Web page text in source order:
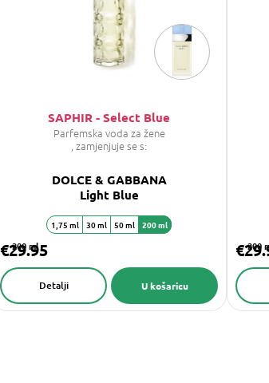
SAPHIR - Select Blue
Parfemska voda za žene
, zamjenjuje se s:
DOLCE & GABBANA
Light Blue
200 ml
€29.95
U košaricu
Detalji
1,75 ml 30 ml 50 ml 200 ml
200